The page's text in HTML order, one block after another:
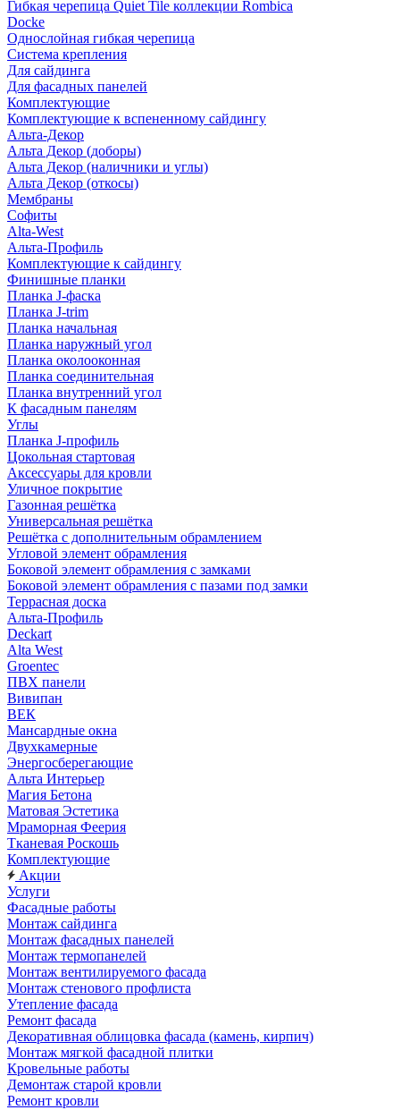
Гибкая черепица Quiet Tile коллекции Rombica
Docke
Однослойная гибкая черепица
Система крепления
Для сайдинга
Для фасадных панелей
Комплектующие
Комплектующие к вспененному сайдингу
Альта-Декор
Альта Декор (доборы)
Альта Декор (наличники и углы)
Альта Декор (откосы)
Мембраны
Софиты
Alta-West
Альта-Профиль
Комплектующие к сайдингу
Финишные планки
Планка J-фаска
Планка J-trim
Планка начальная
Планка наружный угол
Планка околооконная
Планка соединительная
Планка внутренний угол
К фасадным панелям
Углы
Планка J-профиль
Цокольная стартовая
Аксессуары для кровли
Уличное покрытие
Газонная решётка
Универсальная решётка
Решётка с дополнительным обрамлением
Угловой элемент обрамления
Боковой элемент обрамления с замками
Боковой элемент обрамления с пазами под замки
Террасная доска
Альта-Профиль
Deckart
Alta West
Groentec
ПВХ панели
Вивипан
ВЕК
Мансардные окна
Двухкамерные
Энергосберегающие
Альта Интерьер
Магия Бетона
Матовая Эстетика
Мраморная Феерия
Тканевая Роскошь
Комплектующие
Акции
Услуги
Фасадные работы
Монтаж сайдинга
Монтаж фасадных панелей
Монтаж термопанелей
Монтаж вентилируемого фасада
Монтаж стенового профлиста
Утепление фасада
Ремонт фасада
Декоративная облицовка фасада (камень, кирпич)
Монтаж мягкой фасадной плитки
Кровельные работы
Демонтаж старой кровли
Ремонт кровли